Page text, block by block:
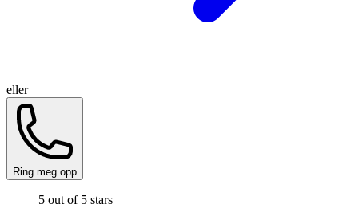
eller
Ring meg opp
5 out of 5 stars